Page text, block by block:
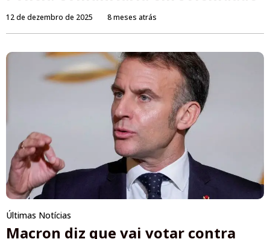
12 de dezembro de 2025 8 meses atrás
Últimas Notícias
Macron diz que vai votar contra